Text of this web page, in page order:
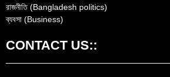
রাজনীতি (Bangladesh politics)
ব্যবসা (Business)
CONTACT US::